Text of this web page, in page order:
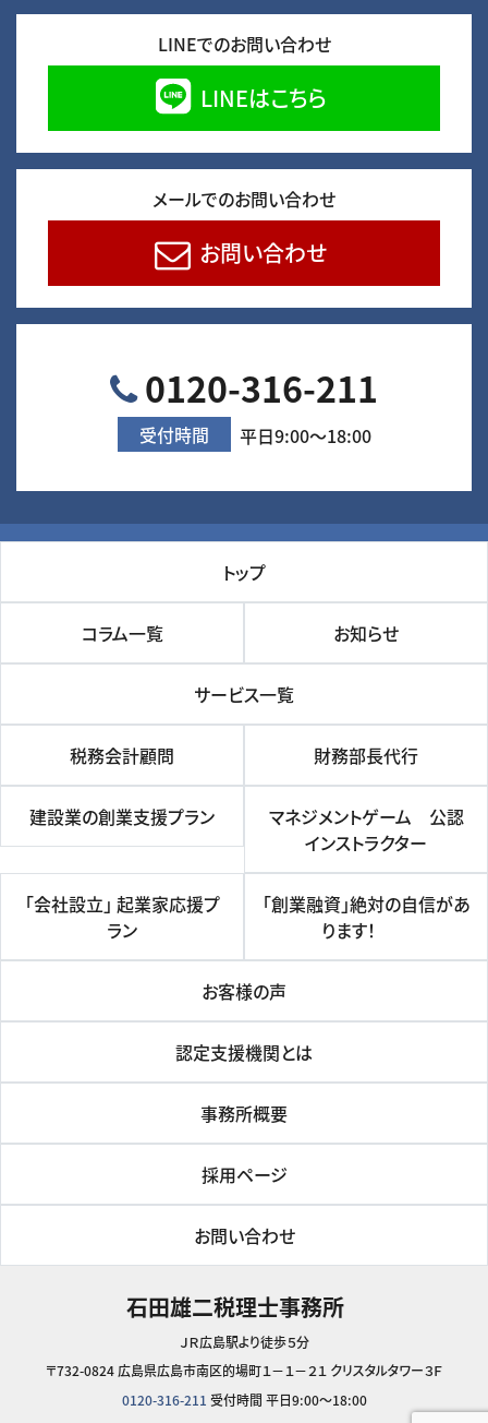
LINEでのお問い合わせ
LINEはこちら
メールでのお問い合わせ
お問い合わせ
0120-316-211
受付時間 平日9:00～18:00
トップ
コラム一覧 お知らせ
サービス一覧
税務会計顧問 財務部長代行
建設業の創業支援プラン
マネジメントゲーム 公認
インストラクター
「会社設立」 起業家応援プ
ラン
「創業融資」絶対の自信があ
ります！
お客様の声
認定支援機関とは
事務所概要
採用ページ
お問い合わせ
石田雄二税理士事務所
ＪＲ広島駅より徒歩５分
〒732-0824 広島県広島市南区的場町１－１－２１ クリスタルタワー３Ｆ
0120-316-211 受付時間 平日9:00～18:00